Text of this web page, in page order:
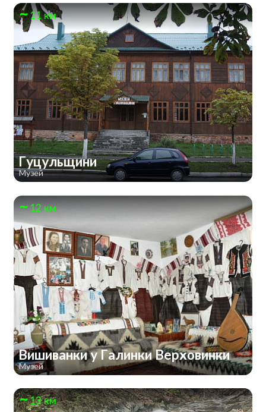
11 км
Гуцульщини
Музей
12 км
Вишиванки у Галинки Верховинки
Музей
13 км